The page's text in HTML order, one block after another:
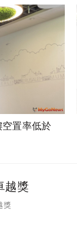
置率低於
越獎
獎